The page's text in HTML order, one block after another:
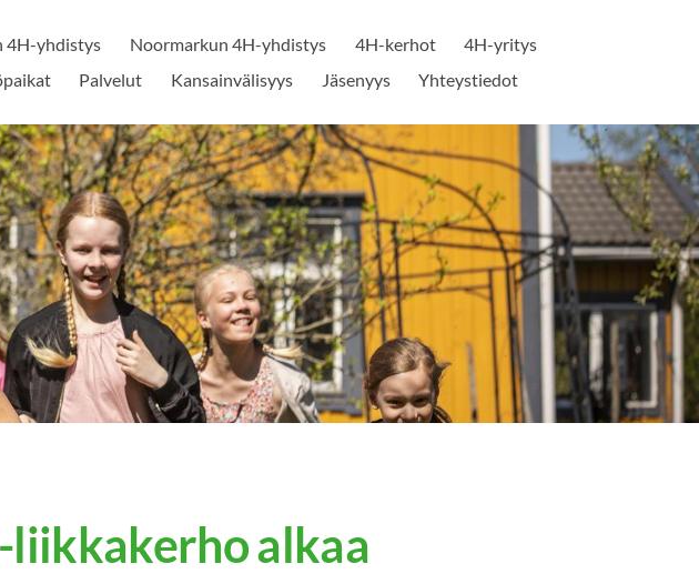
4H-yhdistys Noormarkun 4H-yhdistys 4H-kerhot
4H-yritys
Palvelut Kansainvälisyys Jäsenyys Yhteystiedot
liikkakerho alkaa